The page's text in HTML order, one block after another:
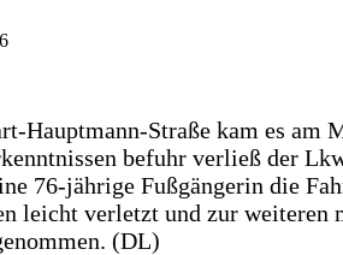
Hauptmann-Straße kam es am
befuhr verließ der
76-jährige Fußgängerin die
leicht verletzt und zur
(DL)